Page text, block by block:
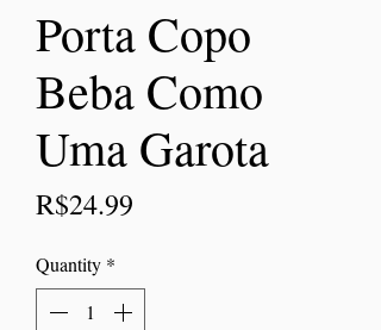
Porta Copo
Beba Como
Uma Garota
R$24.99
Quantity *